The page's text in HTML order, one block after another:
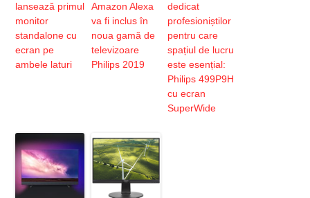
lansează primul
monitor
standalone cu
ecran pe
ambele laturi
Amazon Alexa
va fi inclus în
noua gamă de
televizoare
Philips 2019
dedicat
profesioniștilor
pentru care
spațiul de lucru
este esențial:
Philips 499P9H
cu ecran
SuperWide